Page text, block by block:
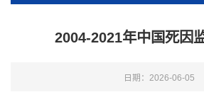
2004-2021年中国死因
日期：2026-06-05